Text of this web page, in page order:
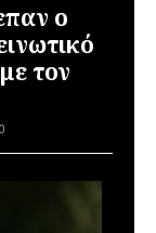
ο
τον